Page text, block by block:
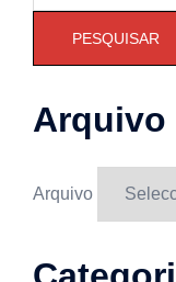
PESQUISAR
Arquivo
Arquivo